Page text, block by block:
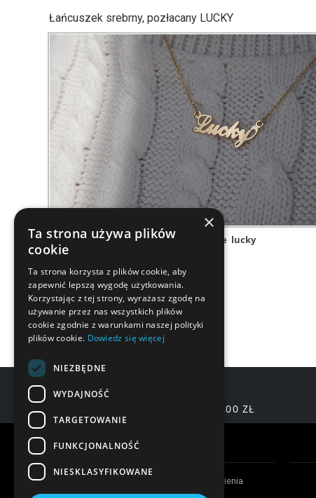
Łańcuszek srebrny, pozłacany LUCKY
szczęście lucky
DARMOWA DOSTAWA OD 200,00 ZŁ
Czas realizacji zamówienia
×
Ta strona używa plików
cookie
Ta strona korzysta z plików cookie, aby
zapewnić lepszą wygodę użytkowania.
Korzystając z tej strony, wyrażasz zgodę na
używanie przez nas wszystkich plików
cookie zgodnie z warunkami naszej polityki
plików cookie. Dowiedz się więcej
NIEZBĘDNE
WYDAJNOŚĆ
TARGETOWANIE
FUNKCJONALNOŚĆ
NIESKLASYFIKOWANE